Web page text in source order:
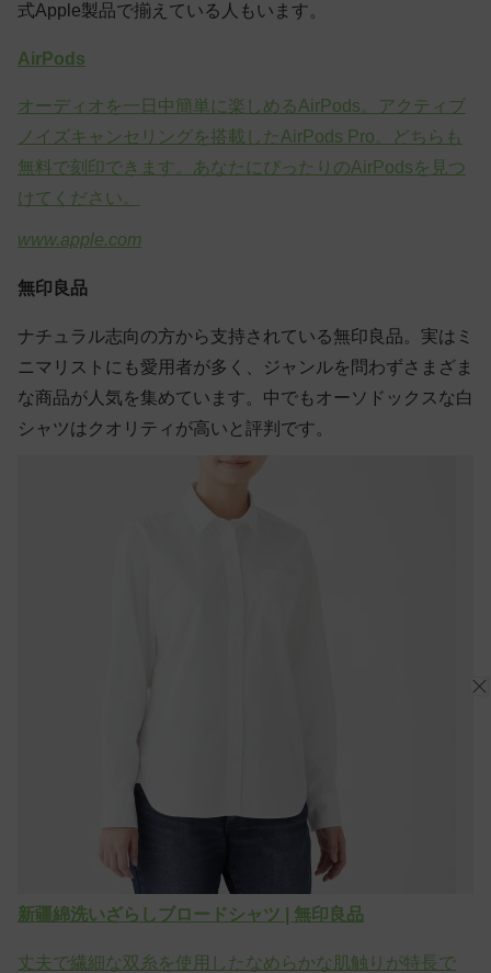
式Apple製品で揃えている人もいます。
AirPods
オーディオを一日中簡単に楽しめるAirPods。アクティブ
ノイズキャンセリングを搭載したAirPods Pro。どちらも
無料で刻印できます。あなたにぴったりのAirPodsを見つ
けてください。
www.apple.com
無印良品
ナチュラル志向の方から支持されている無印良品。実はミ
ニマリストにも愛用者が多く、ジャンルを問わずさまざま
な商品が人気を集めています。中でもオーソドックスな白
シャツはクオリティが高いと評判です。
新疆綿洗いざらしブロードシャツ | 無印良品
丈夫で繊細な双糸を使用したなめらかな肌触りが特長で